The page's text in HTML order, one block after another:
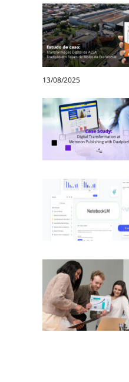
13/08/2025